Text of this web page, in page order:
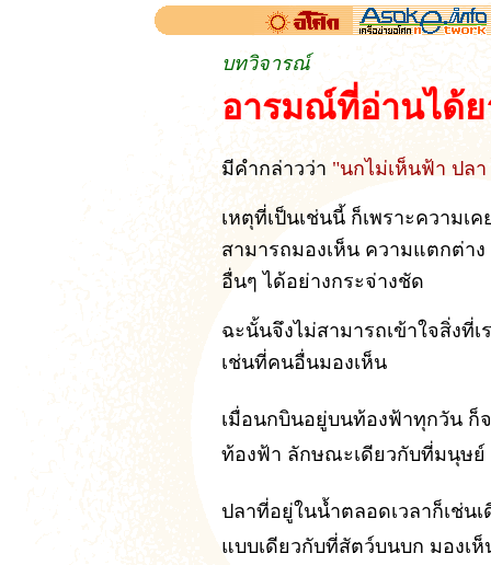
บทวิจารณ์
อารมณ์ที่อ่านได้ย
มีคำกล่าวว่า "นกไม่เห็นฟ้า ปลา
เหตุที่เป็นเช่นนี้ ก็เพราะความเ
สามารถมองเห็น ความแตกต่าง
อื่นๆ ได้อย่างกระจ่างชัด
ฉะนั้นจึงไม่สามารถเข้าใจสิ่งที่
เช่นที่คนอื่นมองเห็น
เมื่อนกบินอยู่บนท้องฟ้าทุกวัน ก็
ท้องฟ้า ลักษณะเดียวกับที่มนุษย์
ปลาที่อยู่ในน้ำตลอดเวลาก็เช่น
แบบเดียวกับที่สัตว์บนบก มองเ